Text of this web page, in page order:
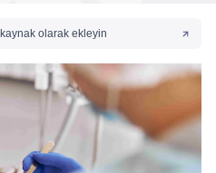
olarak ekleyin